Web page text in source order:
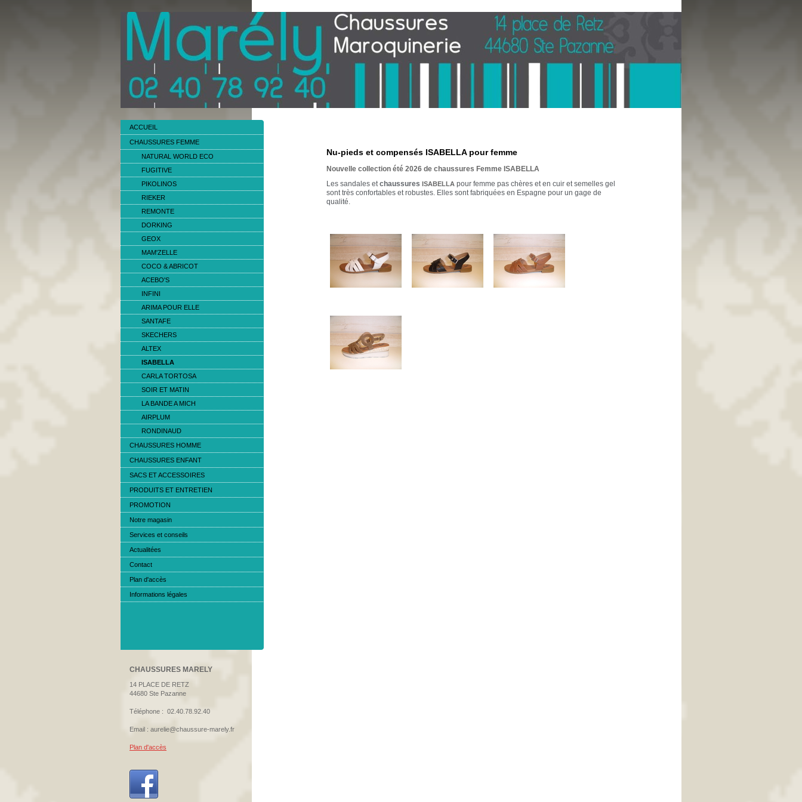
Nu-pieds et compensés ISABELLA pour femme
Nouvelle collection été 2026 de chaussures Femme ISABELLA
Les sandales etchaussures ISABELLA pour femme pas chères et en cuir et semelles gel
sont très confortables et robustes. Elles sont fabriquées en Espagne pour un gage de
qualité.
ACCUEIL
CHAUSSURES FEMME
NATURAL WORLD ECO
FUGITIVE
PIKOLINOS
RIEKER
REMONTE
DORKING
GEOX
MAM'ZELLE
COCO & ABRICOT
ACEBO'S
INFINI
ARIMA POUR ELLE
SANTAFE
SKECHERS
ALTEX
ISABELLA
CARLA TORTOSA
SOIR ET MATIN
LA BANDE A MICH
AIRPLUM
RONDINAUD
CHAUSSURES HOMME
CHAUSSURES ENFANT
SACS ET ACCESSOIRES
PRODUITS ET ENTRETIEN
PROMOTION
Notre magasin
Services et conseils
Actualitées
Contact
Plan d'accès
Informations légales
CHAUSSURES MARELY
14 PLACE DE RETZ
44680 Ste Pazanne
Téléphone : 02.40.78.92.40
Email : aurelie@chaussure-marely.fr
Plan d'accès